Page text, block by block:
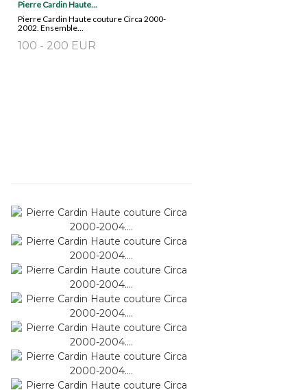
Pierre Cardin Haute...
Pierre Cardin Haute couture Circa 2000-
2002. Ensemble...
100 - 200 EUR